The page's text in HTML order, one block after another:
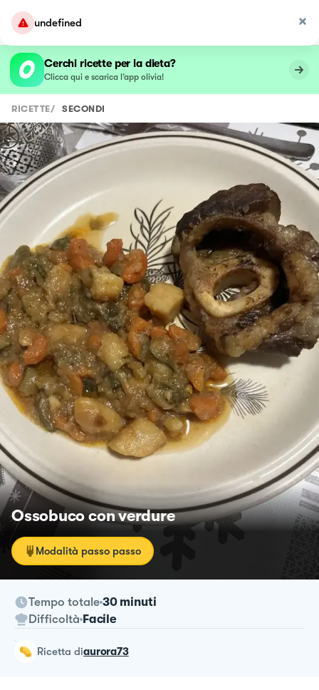
undefined
Cerchi ricette per la dieta?
Clicca qui e scarica l’app olivia!
RICETTE/ SECONDI
Ossobuco con verdure
Modalità passo passo
Tempo totale 30 minuti
Difficoltà Facile
ricetta diaurora73